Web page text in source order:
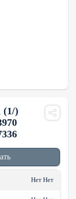
(1/)
Нет Нет